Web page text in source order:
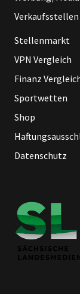
Verkaufsstellen
Stellenmarkt
VPN Vergleich
Finanz
Sportwetten
Shop
Datenschutz